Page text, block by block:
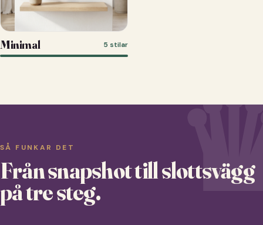
Minimal 5 stilar
SÅ FUNKAR DET
Från snapshot till slottsvägg
på tre steg.